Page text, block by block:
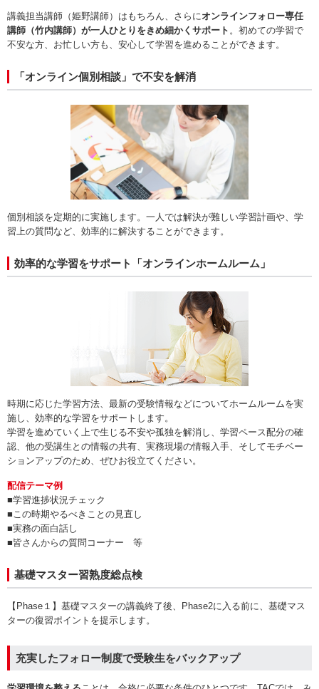
講義担当講師（姫野講師）はもちろん、さらにオンラインフォロー専任
講師（竹内講師）が一人ひとりをきめ細かくサポート 。初めての学習で
不安な方、お忙しい方も、安心して学習を進めることができます。
「オンライン個別相談」で不安を解消
個別相談を定期的に実施します。一人では解決が難しい学習計画や、学
習上の質問など、効率的に解決することができます。
効率的な学習をサポート「オンラインホームルーム」
時期に応じた学習方法、最新の受験情報などについてホームルームを実
施し、効率的な学習をサポートします。
学習を進めていく上で生じる不安や孤独を解消し、学習ペース配分の確
認、他の受講生との情報の共有、実務現場の情報入手、そしてモチベー
ションアップのため、ぜひお役立てください。
配信テーマ例
■学習進捗状況チェック
■この時期やるべきことの見直し
■実務の面白話し
■皆さんからの質問コーナー 等
基礎マスター習熟度総点検
【Phase１】基礎マスターの講義終了後、Phase2に入る前に、基礎マス
ターの復習ポイントを提示します。
充実したフォロー制度で受験生をバックアップ